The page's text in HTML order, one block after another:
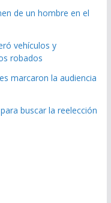
de un hombre en el
vehículos y
robados
marcaron la audiencia
buscar la reelección